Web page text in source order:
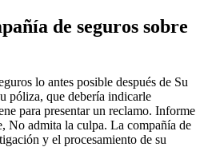
de seguros sobre
lo antes posible después de Su
póliza, que debería indicarle
para presentar un reclamo. Informe
No admita la culpa. La compañía de
y el procesamiento de su